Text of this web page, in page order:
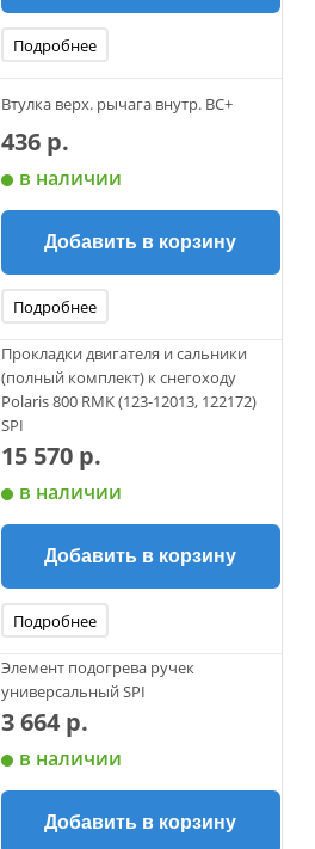
Подробнее
Втулка верх. рычага внутр. BC+
436 р.
в наличии
Добавить в корзину
Подробнее
Прокладки двигателя и сальники
(полный комплект) к снегоходу
Polaris 800 RMK (123-12013, 122172)
SPI
15 570 р.
в наличии
Добавить в корзину
Подробнее
Элемент подогрева ручек
универсальный SPI
3 664 р.
в наличии
Добавить в корзину